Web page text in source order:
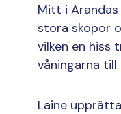
Mitt i
stora skopor
vilken en hiss
våningarna till
Laine